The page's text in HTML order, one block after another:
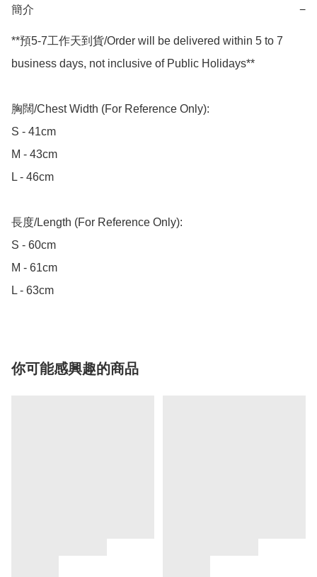
簡介 −
**預5-7工作天到貨/Order will be delivered within 5 to 7
business days, not inclusive of Public Holidays**
胸闊/Chest Width (For Reference Only):
S - 41cm
M - 43cm
L - 46cm
長度/Length (For Reference Only):
S - 60cm
M - 61cm
L - 63cm
你可能感興趣的商品